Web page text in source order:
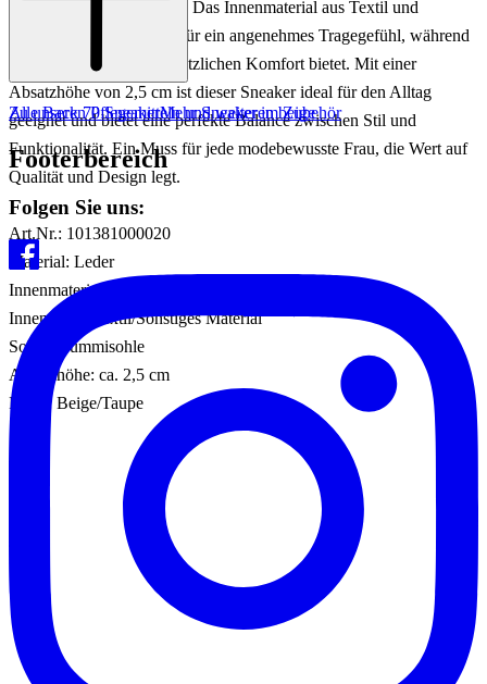
ausgewählten Materialien. Das Innenmaterial aus Textil und
sonstigem Material sorgt für ein angenehmes Tragegefühl, während
die Textil-Innensohle zusätzlichen Komfort bietet. Mit einer
Absatzhöhe von 2,5 cm ist dieser Sneaker ideal für den Alltag
geeignet und bietet eine perfekte Balance zwischen Stil und
Funktionalität. Ein Muss für jede modebewusste Frau, die Wert auf
Qualität und Design legt.
Art.Nr.: 101381000020
Material: Leder
Innenmaterial: Textil/Sonstiges Material
Innensohle: Textil/Sonstiges Material
Sohle: Gummisohle
Absatzhöhe: ca. 2,5 cm
Farbe: Beige/Taupe
Zu unseren Pflegemitteln und weiterem Zubehör
Alle Back 70 SneakerMehr Sneaker in beige
Footerbereich
Folgen Sie uns: